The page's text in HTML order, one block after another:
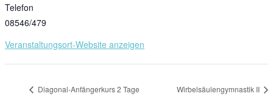
Telefon
08546/479
Veranstaltungsort-Website anzeigen
Diagonal-Anfängerkurs 2 Tage Wirbelsäulengymnastik II